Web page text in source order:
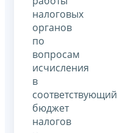
налоговых
органов
по
вопросам
исчисления
в
соответствующий
бюджет
налогов